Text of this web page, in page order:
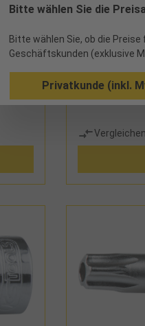
Bitstecknuss
3 verfügbar
Vergleichen
Bitte wählen Sie die
Bitte wählen Sie, ob die
Geschäftskunden (exklusive
Privatkunde (inkl.